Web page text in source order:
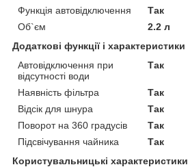
Функція автовідключення
Так
Об`єм
2.2 л
Додаткові функції і характеристики
Автовідключення при
відсутності води
Так
Наявність фільтра
Так
Відсік для шнура
Так
Поворот на 360 градусів
Так
Підсвічування чайника
Так
Користувальницькі характеристики